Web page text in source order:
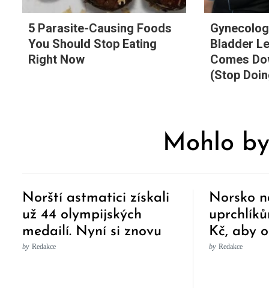
5 Parasite-Causing Foods
You Should Stop Eating
Right Now
Bladder
Comes
(Stop
Mohlo
Norští astmatici získali
už 44 olympijských
medailí. Nyní si znovu
přivezli 6000 dávek
by Redakce
Norsko
Kč, aby
by Redakce